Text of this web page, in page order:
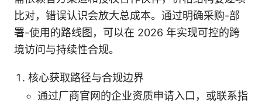
比对，错误认识会放大总成本。通过明确采购-部
署-使用的路线图，可以在 2026 年实现可控的跨
境访问与持续性合规。
核心获取路径与合规边界
通过厂商官网的企业资质申请入口，或联系指